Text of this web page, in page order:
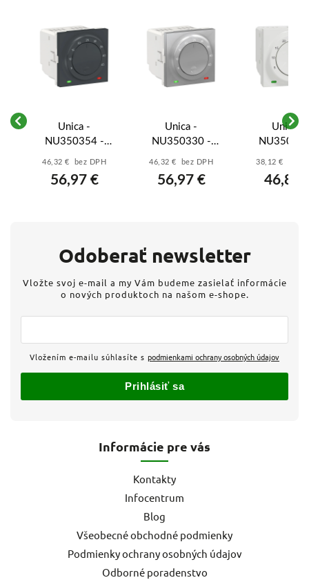
Unica -
NU350354 -
Termostat
2M, Antracit
46,32 € bez DPH
56,97 €
Unica -
NU350330 -
Termostat
2M, Aluminium
46,32 € bez DPH
56,97 €
Unica -
2M,
38,12 € bez
46,89
Informácie pre vás
Kontakty
Infocentrum
Blog
Všeobecné obchodné podmienky
Podmienky ochrany osobných údajov
Odborné poradenstvo
Odoberať newsletter
Vložte svoj e-mail a my Vám budeme zasielať informácie
o nových produktoch na našom e-shope.
Vložením e-mailu súhlasíte s podmienkami ochrany osobných údajov
Prihlásiť sa